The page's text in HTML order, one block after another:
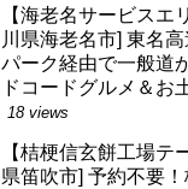
【海老名サービスエ
川県海老名市] 東名
パーク経由で一般道
ドコードグルメ＆お
18 views
【桔梗信玄餅工場テ
県笛吹市] 予約不要